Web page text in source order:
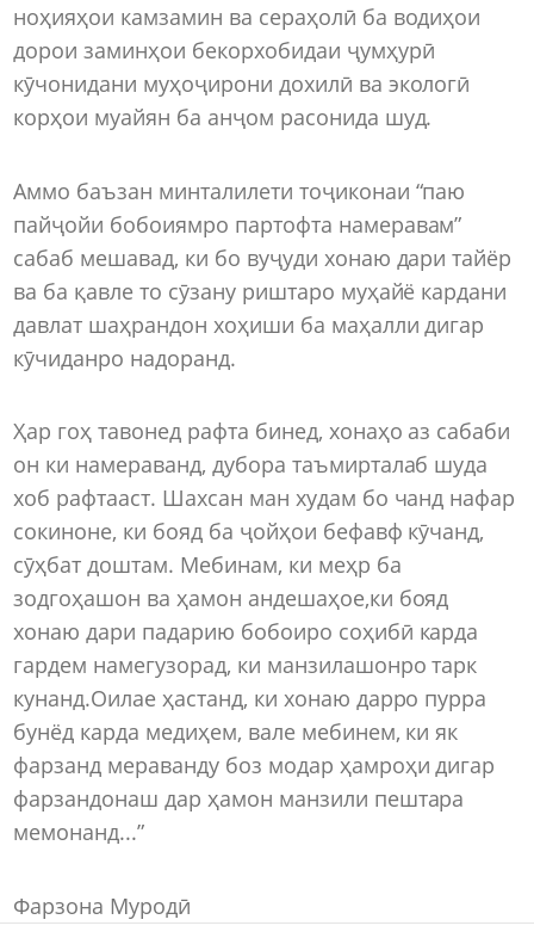
ноҳияҳои камзамин ва сераҳолӣ ба водиҳои
дорои заминҳои бекорхобидаи ҷумҳурӣ
кӯчонидани муҳоҷирони дохилӣ ва экологӣ
корҳои муайян ба анҷом расонида шуд.
Аммо баъзан минталилети тоҷиконаи “паю
пайҷойи бобоиямро партофта намеравам”
сабаб мешавад, ки бо вуҷуди хонаю дари тайёр
ва ба қавле то сӯзану риштаро муҳайё кардани
давлат шаҳрандон хоҳиши ба маҳалли дигар
кӯчиданро надоранд.
Ҳар гоҳ тавонед рафта бинед, хонаҳо аз сабаби
он ки намераванд, дубора таъмирталаб шуда
хоб рафтааст. Шахсан ман худам бо чанд нафар
сокиноне, ки бояд ба ҷойҳои бефавф кӯчанд,
сӯҳбат доштам. Мебинам, ки меҳр ба
зодгоҳашон ва ҳамон андешаҳое,ки бояд
хонаю дари падарию бобоиро соҳибӣ карда
гардем намегузорад, ки манзилашонро тарк
кунанд.Оилае ҳастанд, ки хонаю дарро пурра
бунёд карда медиҳем, вале мебинем, ки як
фарзанд мераванду боз модар ҳамроҳи дигар
фарзандонаш дар ҳамон манзили пештара
мемонанд...”
Фарзона Муродӣ